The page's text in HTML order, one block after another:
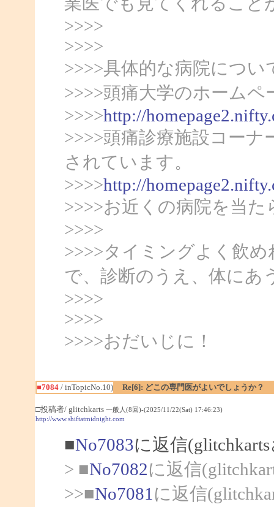
>>>>
>>>>
>>>>具体的な病院につい
>>>>頭痛大学のホームペ
>>>>http://
>>>>頭痛診療施設コー
されています。
>>>>http://
>>>>お近くの病院を当
>>>>
>>>>タイミングよく飲
で、診断のうえ、体にあ
>>>>
>>>>
>>>>おだいじに！
■7084/ inTopicNo.10) Re[6]: どこの専門医がよいでしょうか？
□投稿者/ glitchkarts 一般人(8回)-(2025/11/22(Sat) 17:46:23)
http://www.shiftatmidnight.com
■No7083に返信
> ■No7082に返信
>>■No7081 に返信